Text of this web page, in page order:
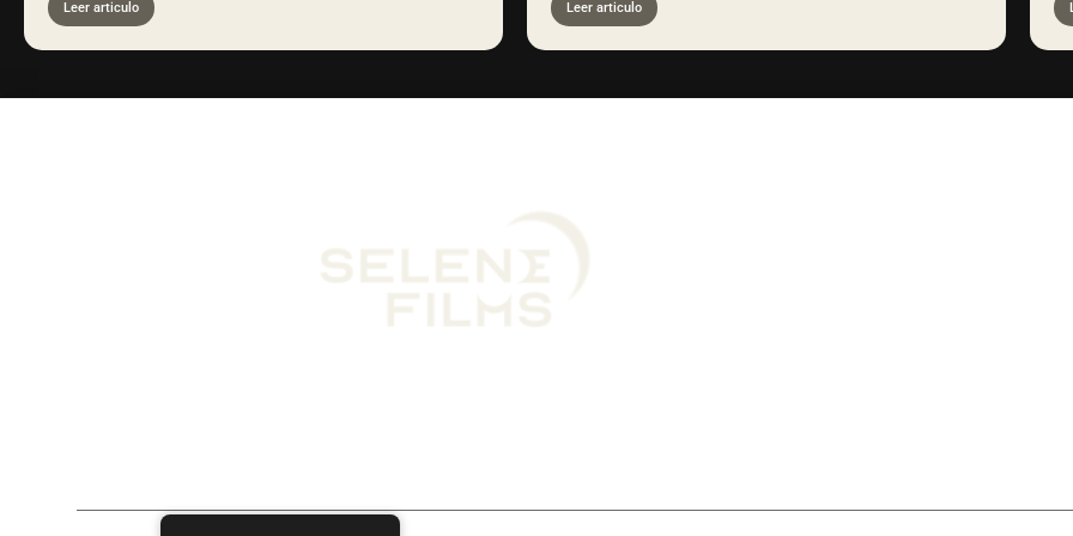
Leer articulo Leer articulo